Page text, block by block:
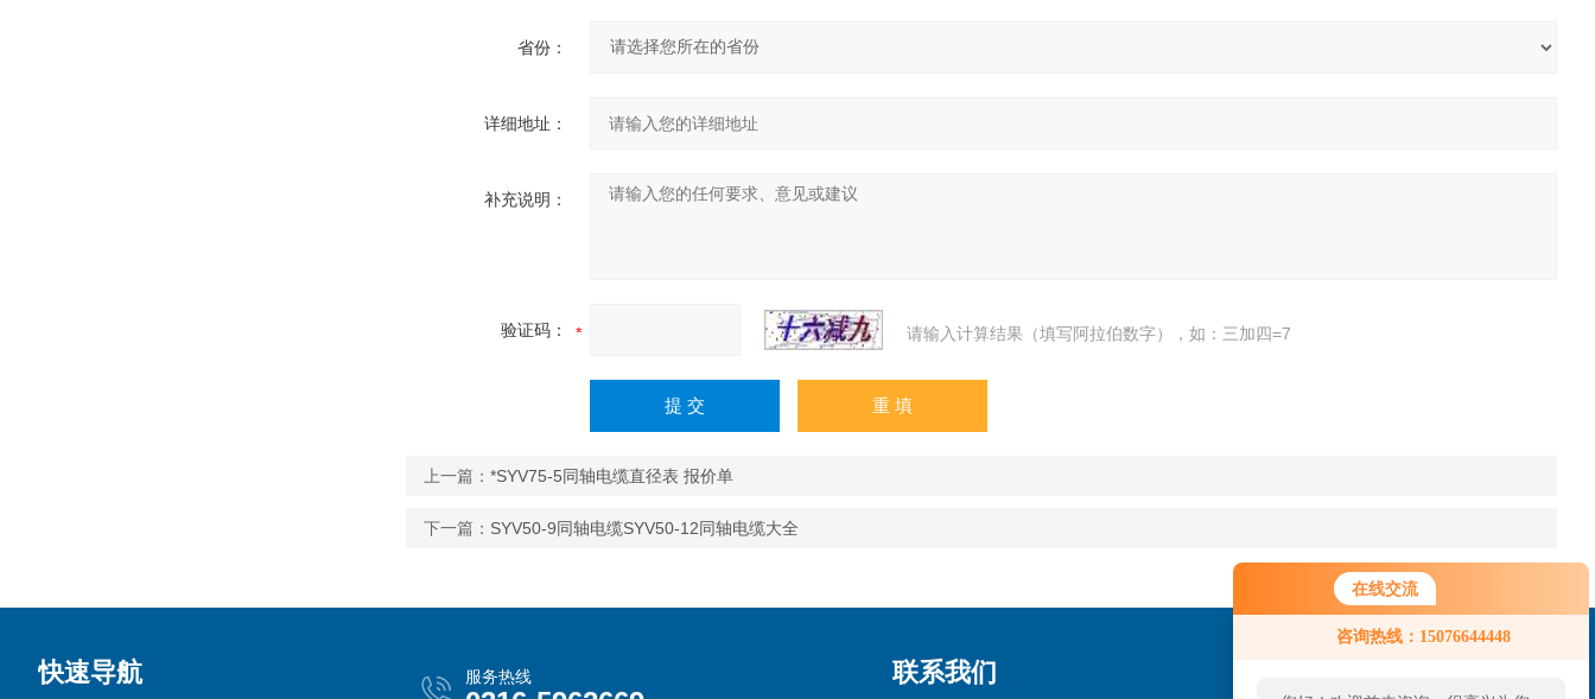
在线交流
咨询热线：15076644448
省份：
详细地址：
补充说明：
验证码： 请输入计算结果（填写阿拉伯数字），如：三加四=7
上一篇： *SYV75-5同轴电缆直径表 报价单
下一篇： SYV50-9同轴电缆SYV50-12同轴电缆大全
快速导航 服务热线 联系我们